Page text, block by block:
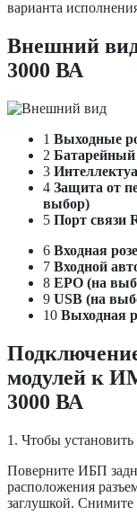
варианта
Внешний
3000 ВА
1 Выходные
2
3
4 Защита от
выбор)
5 Порт связи
6 Входная
7 Входной
8 EPO (на
9 USB (на
10 Выходная
модулей к
3000 ВА
1. Чтобы
Поверните ИБП
расположения
заглушкой. Снимите